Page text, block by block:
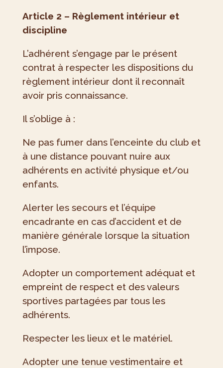
Article 2 – Règlement intérieur et
discipline
L’adhérent s’engage par le présent
contrat à respecter les dispositions du
règlement intérieur dont il reconnaît
avoir pris connaissance.
Il s’oblige à :
Ne pas fumer dans l’enceinte du club et
à une distance pouvant nuire aux
adhérents en activité physique et/ou
enfants.
Alerter les secours et l’équipe
encadrante en cas d’accident et de
manière générale lorsque la situation
l’impose.
Adopter un comportement adéquat et
empreint de respect et des valeurs
sportives partagées par tous les
adhérents.
Respecter les lieux et le matériel.
Adopter une tenue vestimentaire et